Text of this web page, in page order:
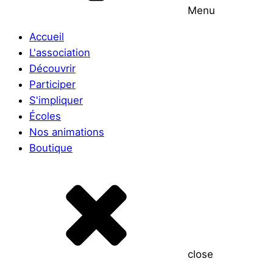
Menu
Accueil
L'association
Découvrir
Participer
S'impliquer
Écoles
Nos animations
Boutique
close